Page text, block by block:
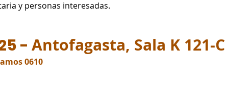
y personas interesadas.
- Antofagasta, Sala K 121-C
0610